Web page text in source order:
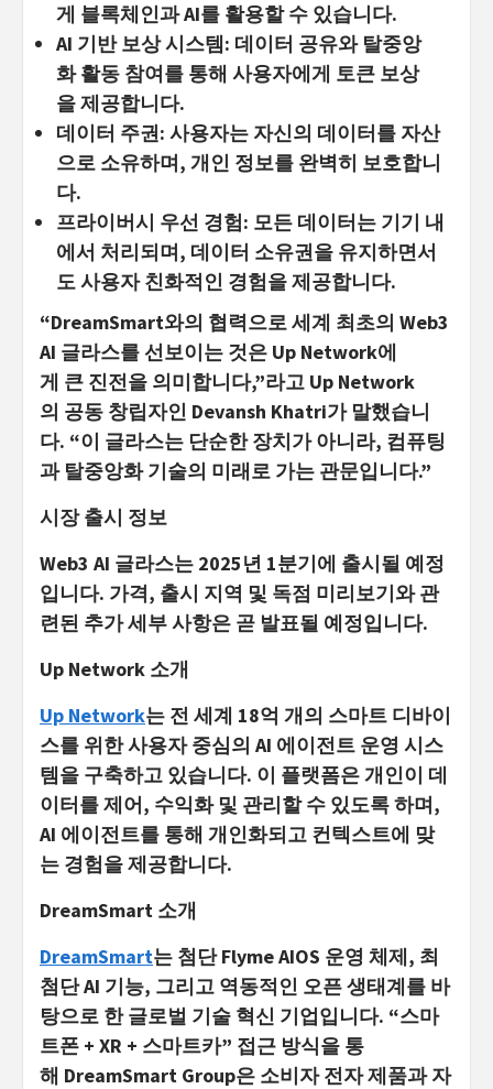
게 블록체인과 AI를 활용할 수 있습니다.
AI 기반 보상시스템: 데이터 공유와 탈중앙
화 활동 참여를 통해 사용자에게 토큰 보상
을 제공합니다.
데이터 주권: 사용자는 자신의 데이터를 자산
으로 소유하며, 개인 정보를 완벽히 보호합니
다.
프라이버시 우선 경험: 모든 데이터는 기기 내
에서 처리되며, 데이터 소유권을 유지하면서
도 사용자 친화적인 경험을 제공합니다.
“DreamSmart와의 협력으로 세계 최초의 Web3
AI 글라스를 선보이는 것은 Up Network에
게 큰 진전을 의미합니다,”라고 Up Network
의 공동 창립자인 Devansh Khatri가 말했습니
다. “이 글라스는 단순한 장치가 아니라, 컴퓨팅
과 탈중앙화 기술의 미래로 가는 관문입니다.”
시장 출시 정보
Web3 AI 글라스는 2025년 1분기에 출시될 예정
입니다. 가격, 출시 지역 및 독점 미리보기와 관
련된 추가 세부 사항은 곧 발표될 예정입니다.
Up Network 소개
Up Network는 전 세계 18억 개의 스마트 디바이
스를 위한 사용자 중심의 AI 에이전트 운영 시스
템을 구축하고 있습니다. 이 플랫폼은 개인이 데
이터를 제어, 수익화 및 관리할 수 있도록 하며,
AI 에이전트를 통해 개인화되고 컨텍스트에 맞
는 경험을 제공합니다.
DreamSmart 소개
DreamSmart는 첨단 Flyme AIOS 운영 체제, 최
첨단 AI 기능, 그리고 역동적인 오픈 생태계를 바
탕으로 한 글로벌 기술 혁신 기업입니다. “스마
트폰 + XR + 스마트카” 접근 방식을 통
해 DreamSmart Group은 소비자 전자 제품과 자